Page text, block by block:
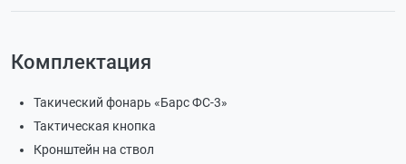
Комплектация
Такический фонарь «Бapc ФC-3»
Тактическая кнопка
Кронштейн на ствол